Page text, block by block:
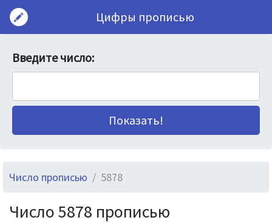
Цифры прописью
Введите число:
Число прописью 5878
Число 5878 прописью